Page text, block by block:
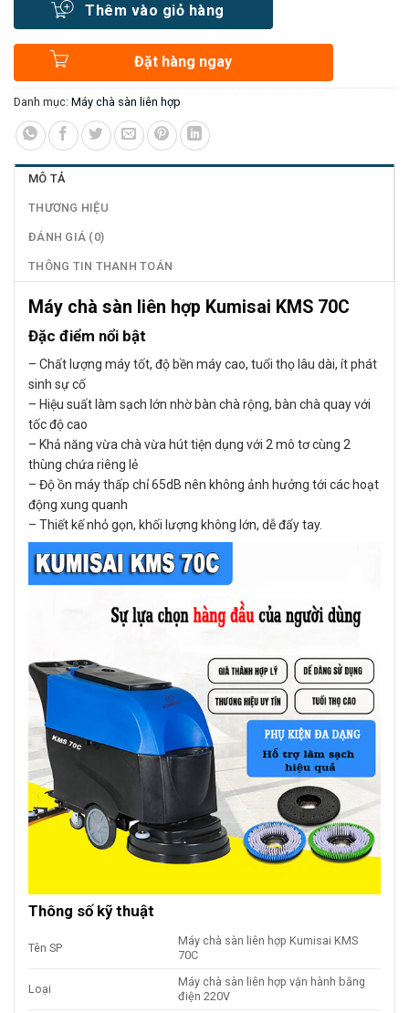
Thêm vào giỏ hàng
Đặt hàng ngay
Danh mục: Máy chà sàn liên hợp
MÔ TẢ
THƯƠNG HIỆU
ĐÁNH GIÁ (0)
THÔNG TIN THANH TOÁN
Máy chà sàn liên hợp Kumisai KMS 70C
Đặc điểm nổi bật
– Chất lượng máy tốt, độ bền máy cao, tuổi thọ lâu dài, ít phát
sinh sự cố
– Hiệu suất làm sạch lớn nhờ bàn chà rộng, bàn chà quay với
tốc độ cao
– Khả năng vừa chà vừa hút tiện dụng với 2 mô tơ cùng 2
thùng chứa riêng lẻ
– Độ ồn máy thấp chỉ 65dB nên không ảnh hưởng tới các hoạt
động xung quanh
– Thiết kế nhỏ gọn, khối lượng không lớn, dễ đẩy tay.
Thông số kỹ thuật
Tên SP
Máy chà sàn liên hợp Kumisai KMS
70C
Loại
Máy chà sàn liên hợp vận hành bằng
điện 220V